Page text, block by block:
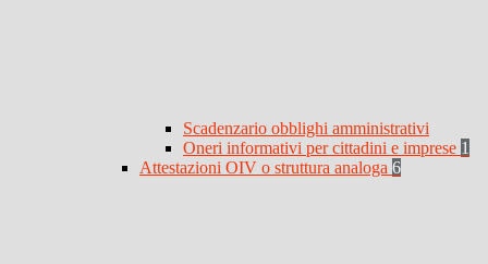
Scadenzario obblighi amministrativi
Oneri informativi per cittadini e imprese 1
Attestazioni OIV o struttura analoga 6